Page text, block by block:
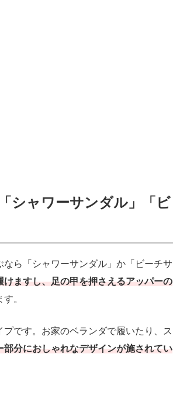
シャワーサンダル」「ビ
ら「シャワーサンダル」か「ビーチサ
ますし、足の甲を押さえるアッパーの
。
です。お家のベランダで履いたり、ス
部分におしゃれなデザインが施されてい